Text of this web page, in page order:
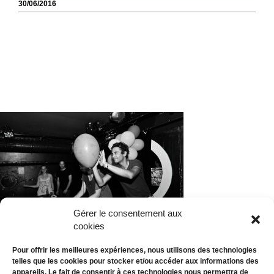
Gérer le consentement aux
cookies
Pour offrir les meilleures expériences, nous utilisons des technologies
telles que les cookies pour stocker et/ou accéder aux informations des
appareils. Le fait de consentir à ces technologies nous permettra de
30/06/2016